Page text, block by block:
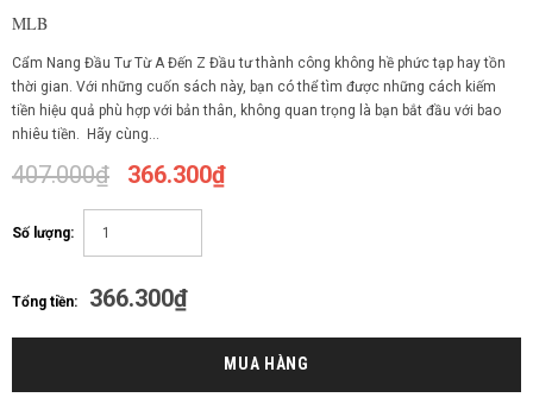
MLB
Cẩm Nang Đầu Tư Từ A Đến Z Đầu tư thành công không hề phức tạp hay tồn
thời gian. Với những cuốn sách này, bạn có thể tìm được những cách kiếm
tiền hiệu quả phù hợp với bản thân, không quan trọng là bạn bắt đầu với bao
nhiêu tiền. Hãy cùng...
407.000₫ 366.300₫
Số lượng:
Tổng tiền: 366.300₫